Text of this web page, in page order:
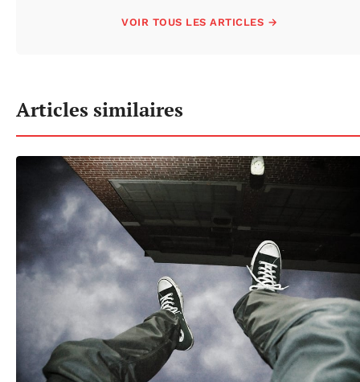
VOIR TOUS LES ARTICLES →
Articles similaires